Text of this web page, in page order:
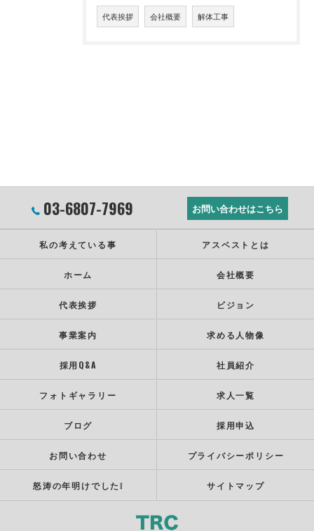
代表挨拶 会社概要 解体工事
03-6807-7969 お問い合わせはこちら
私の考えている事 アスベストとは
ホーム 会社概要
代表挨拶 ビジョン
事業案内 求める人物像
採用Q&A 社員紹介
フォトギャラリー 求人一覧
ブログ 採用申込
お問い合わせ プライバシーポリシー
怒涛の年明けでした❕ サイトマップ